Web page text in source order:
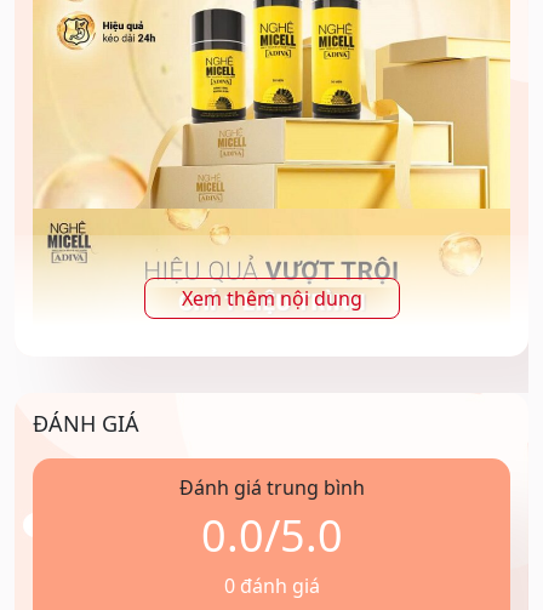
Xem thêm nội dung
ĐÁNH GIÁ
Đánh giá trung bình
0.0/5.0
0 đánh giá